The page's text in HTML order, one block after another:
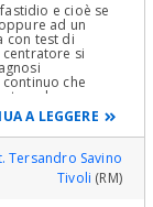
e cioè se
ad un
con test di
si
che
pulpare a
un problema
proposta e cioè
e si trovi la
alla
A LEGGERE
Tersandro Savino
Tivoli (RM)